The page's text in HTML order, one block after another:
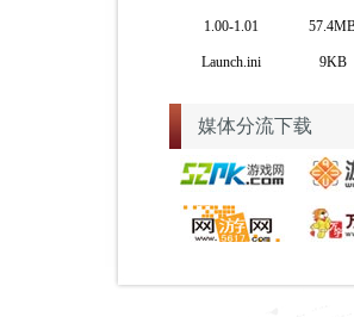
1.00-1.01
Launch.ini 9KB
媒体分流下载